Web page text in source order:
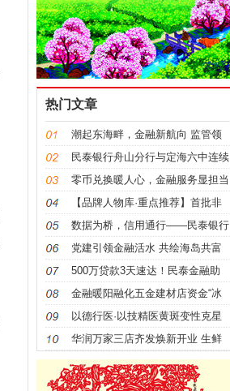
热门文章
潮起东海畔，金融新航向 监管领
航与银行奋进共绘共富
民泰银行舟山分行与定海六中连续
八年开展爱心结对帮扶
零币兑换暖人心，金融服务显担当
【品牌人物库·重点推荐】首批非
遗大国工匠——夏积相
数据为桥，信用通行——民泰银行
打通船舶企业融资难题
党建引领金融活水 共绘海岛共富
蓝图
500万贷款3天速达！民泰金融助
力海洋经济活力迸发
金融暖阳融化五金建材店资金“冰
霜”
以德行医·以技精医黄斑变性克星
中医世家六代传人——
华润万家三店齐发焕新开业 生鲜
升级引居民抢购